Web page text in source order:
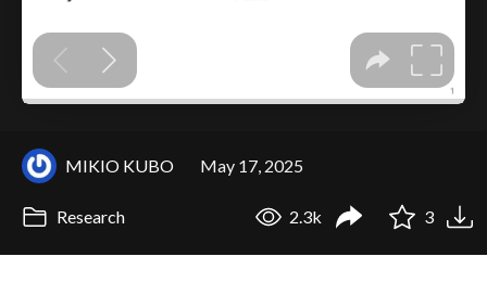
MIKIO KUBO May 17, 2025
Research 2.3k 3